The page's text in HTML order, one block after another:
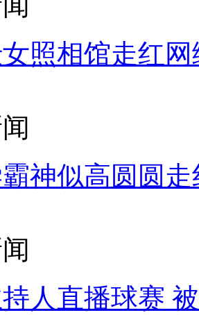
照相馆走红网
神似高圆圆走
人直播球赛